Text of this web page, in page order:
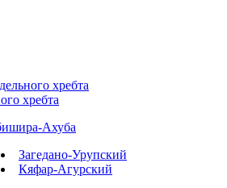
хребта
хребта
Ахуба
Загедано-Урупский
Кяфар-Агурский